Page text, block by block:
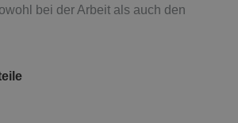
bei der Arbeit als auch den